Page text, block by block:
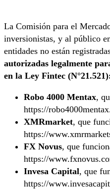
La Comisión para el
inversionistas, y al público
entidades no están
autorizadas legalmente
en la Ley Fintec
Robo 4000 Mentax,
https://
XMRmarket, que
https://
FX Novus, que
https://
Invesa Capital, que
https://